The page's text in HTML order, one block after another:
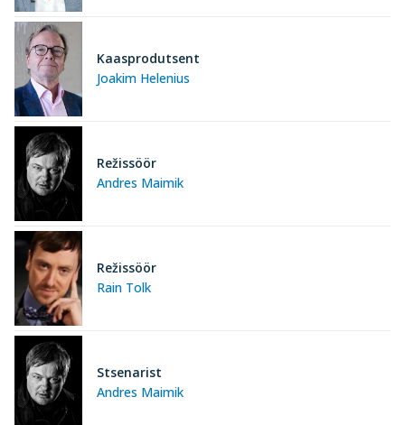
Joakim Helenius
Kaasprodutsent
Andres Maimik
Režissöör
Rain Tolk
Režissöör
Andres Maimik
Stsenarist